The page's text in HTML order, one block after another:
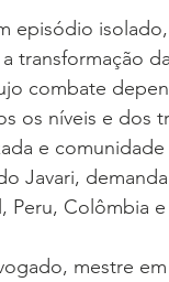
episódio
transformação
combate
os níveis e
e
Javari,
Peru, Colômbia
mestre